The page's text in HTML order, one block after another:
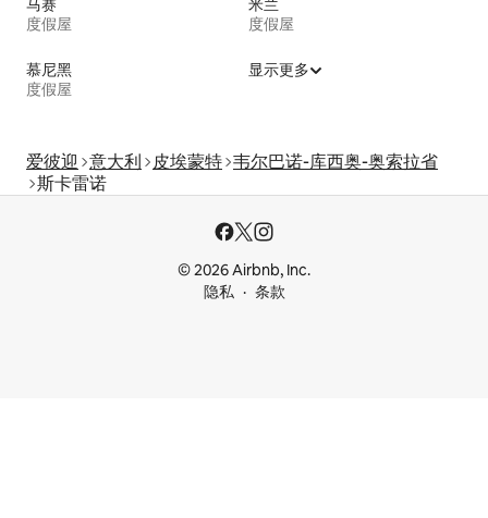
度假屋
度假屋
慕尼黑
度假屋
显示更多
爱彼迎 意大利 皮埃蒙特 韦尔巴诺-库西奥-奥索拉省
斯卡雷诺
© 2026 Airbnb, Inc.
隐私
条款